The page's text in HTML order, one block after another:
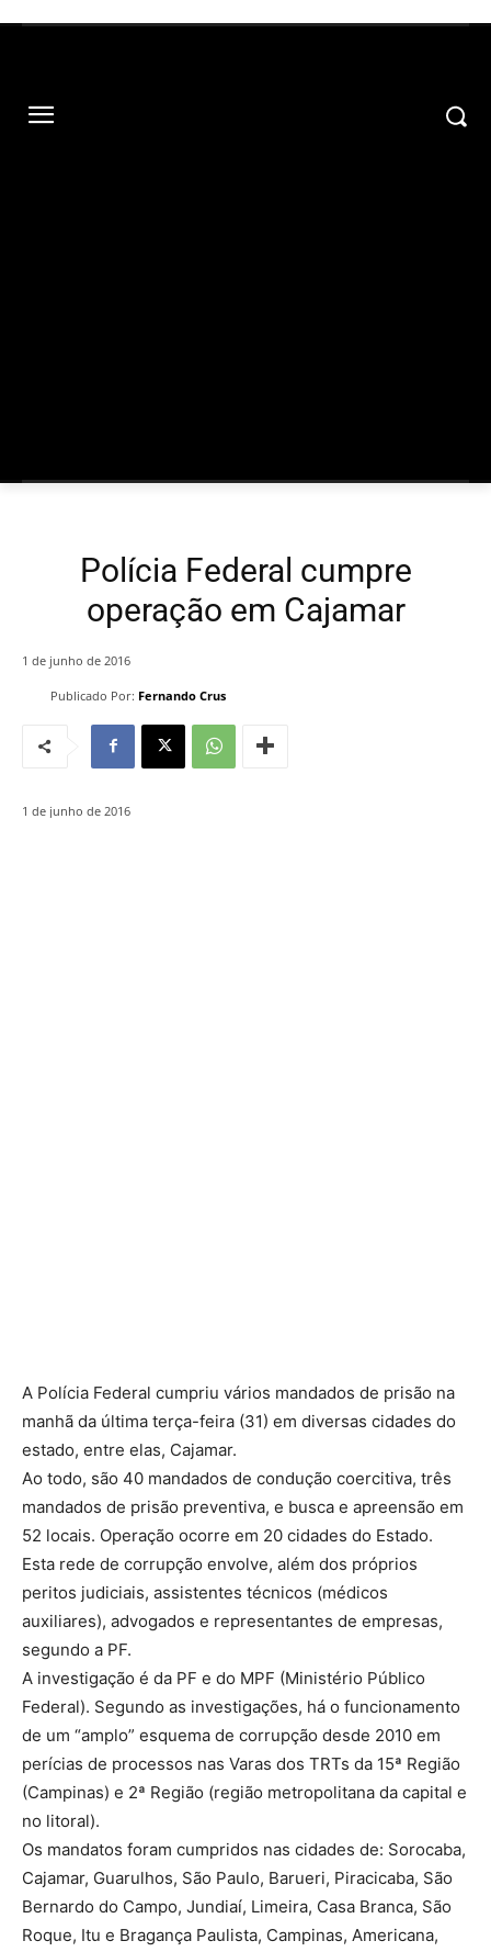
Polícia Federal cumpre
operação em Cajamar
Publicado Por: Fernando Crus
1 de junho de 2016
1 de junho de 2016
A Polícia Federal cumpriu vários mandados de prisão na
manhã da última terça-feira (31) em diversas cidades do
estado, entre elas, Cajamar.
Ao todo, são 40 mandados de condução coercitiva, três
mandados de prisão preventiva, e busca e apreensão em
52 locais. Operação ocorre em 20 cidades do Estado.
Esta rede de corrupção envolve, além dos próprios
peritos judiciais, assistentes técnicos (médicos
auxiliares), advogados e representantes de empresas,
segundo a PF.
A investigação é da PF e do MPF (Ministério Público
Federal). Segundo as investigações, há o funcionamento
de um “amplo” esquema de corrupção desde 2010 em
perícias de processos nas Varas dos TRTs da 15ª Região
(Campinas) e 2ª Região (região metropolitana da capital e
no litoral).
Os mandatos foram cumpridos nas cidades de: Sorocaba,
Cajamar, Guarulhos, São Paulo, Barueri, Piracicaba, São
Bernardo do Campo, Jundiaí, Limeira, Casa Branca, São
Roque, Itu e Bragança Paulista, Campinas, Americana,